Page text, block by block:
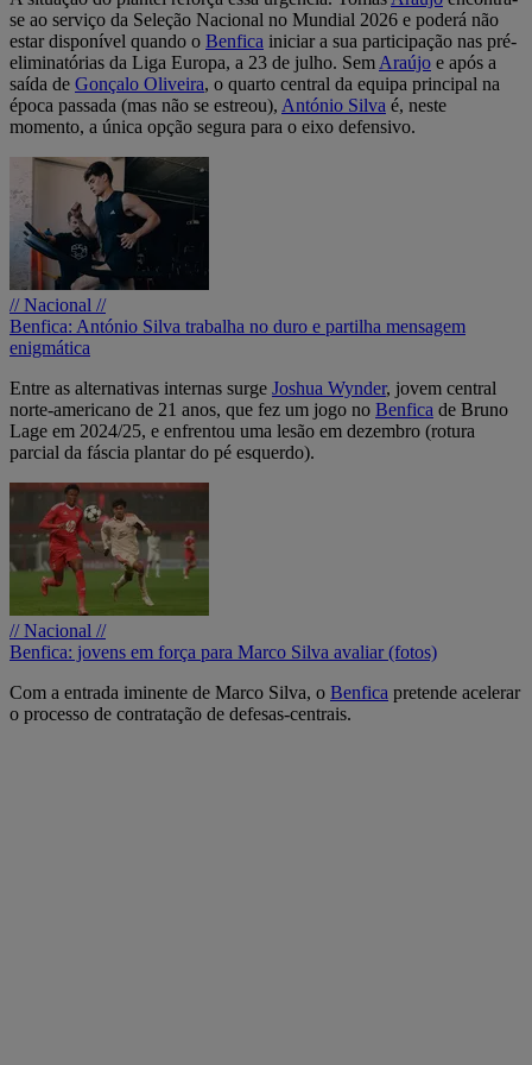
se ao serviço da Seleção Nacional no Mundial 2026 e poderá não
estar disponível quando o Benfica iniciar a sua participação nas pré-
eliminatórias da Liga Europa, a 23 de julho. Sem Araújo e após a
saída de Gonçalo Oliveira, o quarto central da equipa principal na
época passada (mas não se estreou), António Silva é, neste
momento, a única opção segura para o eixo defensivo.
// Nacional //
Benfica: António Silva trabalha no duro e partilha mensagem
enigmática
Entre as alternativas internas surge Joshua Wynder, jovem central
norte-americano de 21 anos, que fez um jogo no Benfica de Bruno
Lage em 2024/25, e enfrentou uma lesão em dezembro (rotura
parcial da fáscia plantar do pé esquerdo).
// Nacional //
Benfica: jovens em força para Marco Silva avaliar (fotos)
Com a entrada iminente de Marco Silva, o Benfica pretende acelerar
o processo de contratação de defesas-centrais.